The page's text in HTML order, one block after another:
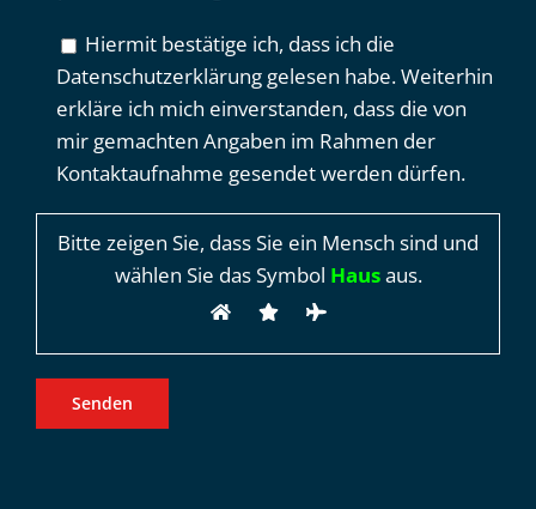
Hiermit bestätige ich, dass ich die
Datenschutzerklärung gelesen habe. Weiterhin
erkläre ich mich einverstanden, dass die von
mir gemachten Angaben im Rahmen der
Kontaktaufnahme gesendet werden dürfen.
Bitte zeigen Sie, dass Sie ein Mensch sind und
wählen Sie das Symbol Hausaus.